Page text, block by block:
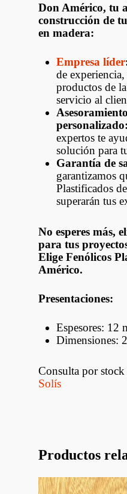
Don Américo, tu
construcción de
en madera:
Empresa líder
de
productos de
servicio al
Asesoramiento
personalizado:
expertos te
solución para
Garantía de
garantizamos
Plastificados
superarán tus
No esperes más,
para tus
Elige Fenólicos
Américo.
Presentaciones:
Espesores: 12
Dimensiones:
Consulta por
Solís
Productos